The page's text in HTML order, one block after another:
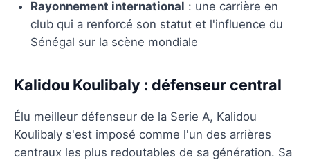
Rayonnement international : une carrière en
club qui a renforcé son statut et l'influence du
Sénégal sur la scène mondiale
Kalidou Koulibaly : défenseur central
Élu meilleur défenseur de la Serie A, Kalidou
Koulibaly s'est imposé comme l'un des arrières
centraux les plus redoutables de sa génération. Sa